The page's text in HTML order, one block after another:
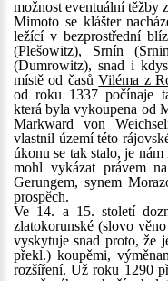
možnost eventuální těžby
Mimoto se klášter
ležící v bezprostřední
(Plešowitz), Srnín
(Dumrowitz), snad i
místě od časůViléma z
od roku 1337 počínaje
která byla vykoupena od
Markward von
vlastnil území této
úkonu se tak stalo, je
mohl vykázat právem
Gerungem, synem
prospěch.
Ve 14. a 15. století
zlatokorunské (slovo
vyskytuje snad proto, že
překl.) koupěmi,
rozšíření. Už roku 1290